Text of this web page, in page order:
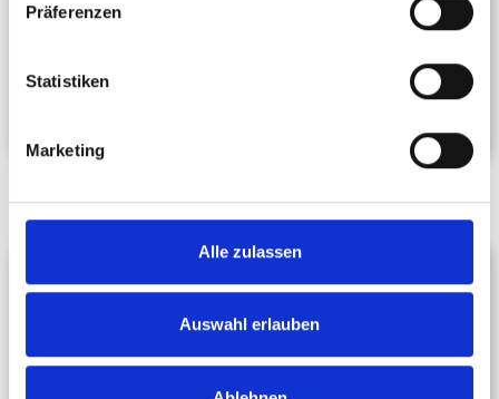
Präferenzen
Statistiken
Marketing
Alle zulassen
Auswahl erlauben
Vakante Stellen besetzen: So finden Sie
die besten Talente für Ihr Unternehmen